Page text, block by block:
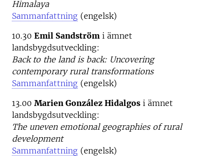
Himalaya
Sammanfattning (engelsk)
10.30 Emil Sandström i ämnet
landsbygdsutveckling:
Back to the land is back: Uncovering
contemporary rural transformations
Sammanfattning (engelsk)
13.00 Marien González Hidalgos i ämnet
landsbygdsutveckling:
The uneven emotional geographies of rural
development
Sammanfattning (engelsk)